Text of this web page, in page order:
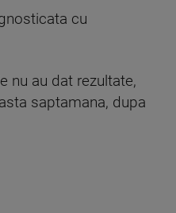
cu
nu au dat rezultate,
saptamana, dupa